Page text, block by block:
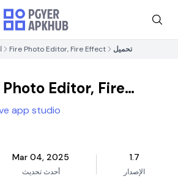
Fire Photo Editor, Fire Effect تحميل
Photo Editor, Fire
app studio
Mar 04, 2025
أحدث تحديث
1.7
الإصدار